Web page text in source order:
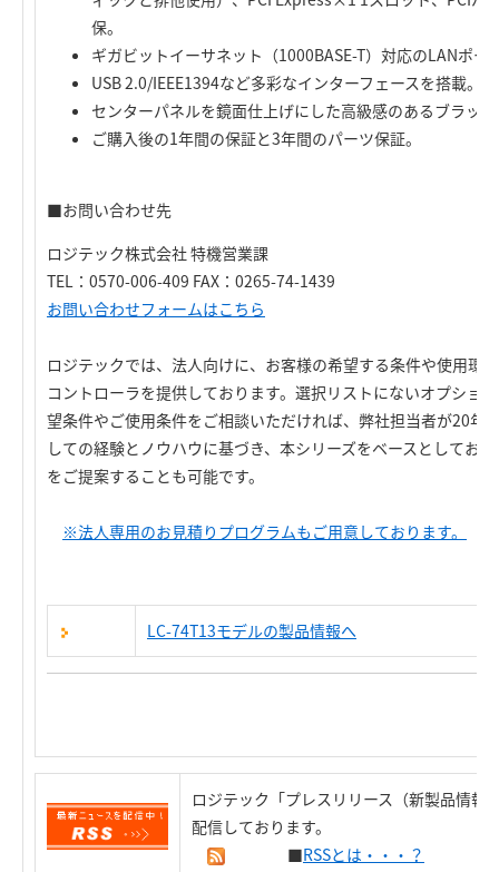
保。
ギガビットイーサネット（1000BASE-T）対応のLANポー
USB 2.0/IEEE1394など多彩なインターフェースを搭載。
センターパネルを鏡面仕上げにした高級感のあるブラッ
ご購入後の1年間の保証と3年間のパーツ保証。
■お問い合わせ先
ロジテック株式会社 特機営業課
TEL：0570-006-409 FAX：0265-74-1439
お問い合わせフォームはこちら
ロジテックでは、法人向けに、お客様の希望する条件や使用環
コントローラを提供しております。選択リストにないオプショ
望条件やご使用条件をご相談いただければ、弊社担当者が20年
しての経験とノウハウに基づき、本シリーズをベースとしてお
をご提案することも可能です。
※法人専用のお見積りプログラムもご用意しております。
LC-74T13モデルの製品情報へ
ロジテック「プレスリリース（新製品情報
配信しております。
■RSSとは・・・？